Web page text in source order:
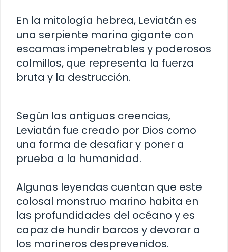
En la mitología hebrea, Leviatán es
una serpiente marina gigante con
escamas impenetrables y poderosos
colmillos, que representa la fuerza
bruta y la destrucción.
Según las antiguas creencias,
Leviatán fue creado por Dios como
una forma de desafiar y poner a
prueba a la humanidad.
Algunas leyendas cuentan que este
colosal monstruo marino habita en
las profundidades del océano y es
capaz de hundir barcos y devorar a
los marineros desprevenidos.